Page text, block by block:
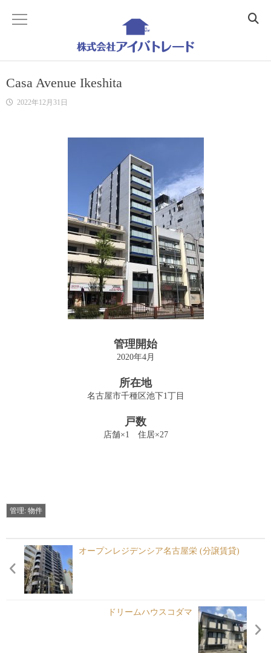
Business
不動産コンサルティング
Realestate Consulting
建築コンサルティング
Building Consulting
投資用収益物件の売買・仲介
Sales
Management
Archives
Building
お問い合わせ
各種申請
Casa Avenue Ikeshita
2022年12月31日
管理開始
2020年4月
所在地
名古屋市千種区池下1丁目
戸数
店舗×1 住居×27
管理: 物件
オープンレジデンシア名古屋栄 (分譲賃貸)
ドリームハウスコダマ